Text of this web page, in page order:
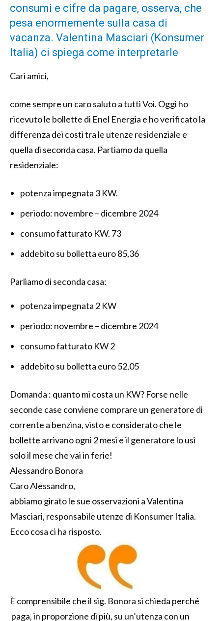
consumi e cifre da pagare, osserva, che
pesa enormemente sulla casa di
vacanza. Valentina Masciari (Konsumer
Italia) ci spiega come interpretarle
Cari amici,
come sempre un caro saluto a tutti Voi. Oggi ho
ricevuto le bollette di Enel Energia e ho verificato la
differenza dei costi tra le utenze residenziale e
quella di seconda casa. Partiamo da quella
residenziale:
potenza impegnata 3 KW.
periodo: novembre – dicembre 2024
consumo fatturato KW. 73
addebito su bolletta euro 85,36
Parliamo di seconda casa:
potenza impegnata 2 KW
periodo: novembre – dicembre 2024
consumo fatturato KW 2
addebito su bolletta euro 52,05
Domanda : quanto mi costa un KW? Forse nelle
seconde case conviene comprare un generatore di
corrente a benzina, visto e considerato che le
bollette arrivano ogni 2 mesi e il generatore lo usi
solo il mese che vai in ferie!
Alessandro Bonora
Caro Alessandro,
abbiamo girato le sue osservazioni a Valentina
Masciari, responsabile utenze di Konsumer Italia.
Ecco cosa ci ha risposto.
È comprensibile che il sig. Bonora si chieda perché
paga, in proporzione di più, su un’utenza con un